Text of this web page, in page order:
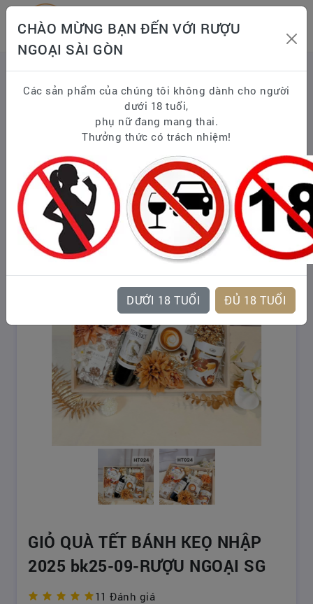
Trang chủ
RƯỢU & QUÀ TẾT CÁC NĂM
GIỎ QUÀ TẾT 2025
GIỎ QUÀ TẾT BÁNH KEỌ NHẬP 2025 bk25-09-
RƯỢU NGOẠI SG
GIỎ QUÀ TẾT BÁNH KEỌ NHẬP
2025 bk25-09-RƯỢU NGOẠI SG
11 Đánh giá
CHÀO MỪNG BẠN ĐẾN VỚI RƯỢU
NGOẠI SÀI GÒN
Các sản phẩm của chúng tôi không dành cho người
dưới 18 tuổi,
phụ nữ đang mang thai.
Thưởng thức có trách nhiệm!
DƯỚI 18 TUỔI ĐỦ 18 TUỔI